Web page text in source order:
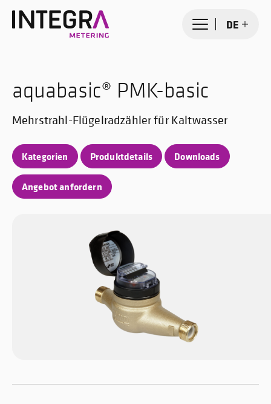
DE
aquabasic® PMK-basic
Mehrstrahl-Flügelradzähler für Kaltwasser
Kategorien Produktdetails Downloads
Angebot anfordern